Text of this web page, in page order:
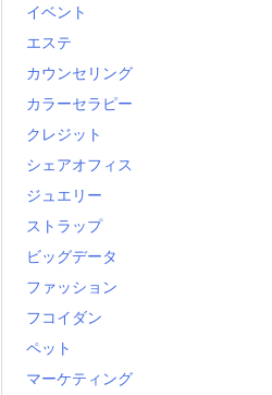
イベント
エステ
カウンセリング
カラーセラピー
クレジット
シェアオフィス
ジュエリー
ストラップ
ビッグデータ
ファッション
フコイダン
ペット
マーケティング